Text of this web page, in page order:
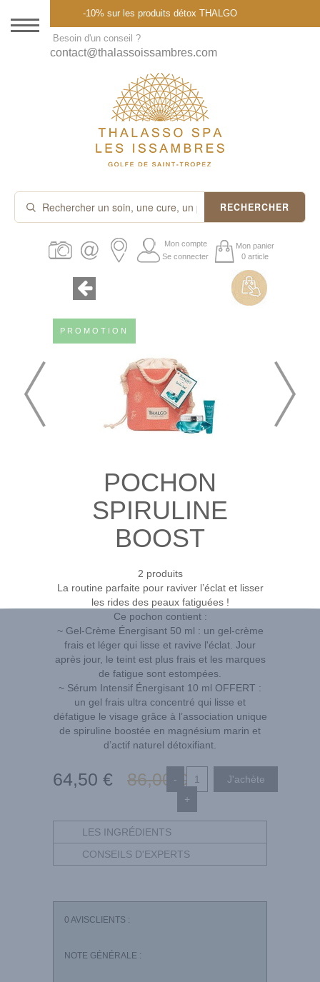
DESTINATION
THALASSO SPA
CURES ET FORFAITS
SOINS À LA CARTE
ABONNEMENTS
PROMOS
-10% sur les produits détox THALGO
Besoin d'un conseil ?
contact@thalassoissambres.com
RECHERCHER
Mon compte
Se connecter
Mon panier
0 article
PROMOTION
POCHON
SPIRULINE
BOOST
2 produits
La routine parfaite pour raviver l’éclat et lisser
les rides des peaux fatiguées !
Ce pochon contient :
~ Gel-Crème Énergisant 50 ml : un gel-crème
frais et léger qui lisse et ravive l'éclat. Jour
après jour, le teint est plus frais et les marques
de fatigue sont estompées.
~ Sérum Intensif Énergisant 10 ml OFFERT :
un gel frais ultra concentré qui lisse et
défatigue le visage grâce à l’association unique
de spiruline boostée en magnésium marin et
d’actif naturel détoxifiant.
64,50 € 86,00 €
-
+
LES INGRÉDIENTS
CONSEILS D'EXPERTS
0 AVISCLIENTS :
NOTE GÉNÉRALE :